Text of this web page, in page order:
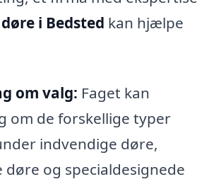
i Bedsted kan hjælpe
om valg: Faget kan
om de forskellige typer
indvendige døre,
døre og specialdesignede